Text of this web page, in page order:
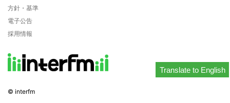
Translate to English
方針・基準
電子公告
採用情報
© interfm